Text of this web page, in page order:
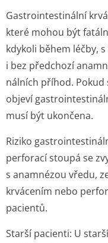
Gastrointestinální
které mohou být
kdykoli během léčby,
i bez předchozí
nálních příhod. Pokud
objeví
musí být ukončena.
Riziko
perforací stoupá se
s anamnézou vředu,
krvácením nebo
pacientů.
Starší pacienti: U